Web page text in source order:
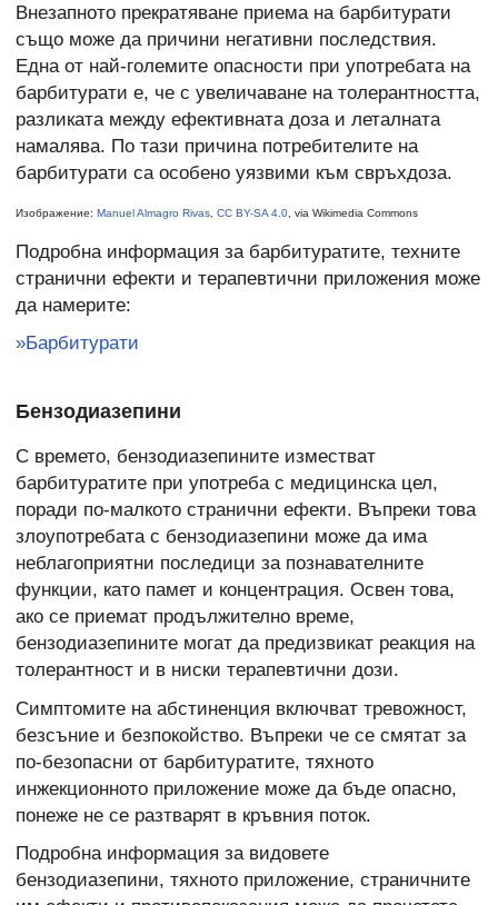
Внезапното прекратяване приема на барбитурати
също може да причини негативни последствия.
Една от най-големите опасности при употребата на
барбитурати е, че с увеличаване на толерантността,
разликата между ефективната доза и леталната
намалява. По тази причина потребителите на
барбитурати са особено уязвими към свръхдоза.
Изображение: Manuel Almagro Rivas, CC BY-SA 4.0, via Wikimedia Commons
Подробна информация за барбитуратите, техните
странични ефекти и терапевтични приложения може
да намерите:
»Барбитурати
Бензодиазепини
С времето, бензодиазепините изместват
барбитуратите при употреба с медицинска цел,
поради по-малкото странични ефекти. Въпреки това
злоупотребата с бензодиазепини може да има
неблагоприятни последици за познавателните
функции, като памет и концентрация. Освен това,
ако се приемат продължително време,
бензодиазепините могат да предизвикат реакция на
толерантност и в ниски терапевтични дози.
Симптомите на абстиненция включват тревожност,
безсъние и безпокойство. Въпреки че се смятат за
по-безопасни от барбитуратите, тяхното
инжекционното приложение може да бъде опасно,
понеже не се разтварят в кръвния поток.
Подробна информация за видовете
бензодиазепини, тяхното приложение, страничните